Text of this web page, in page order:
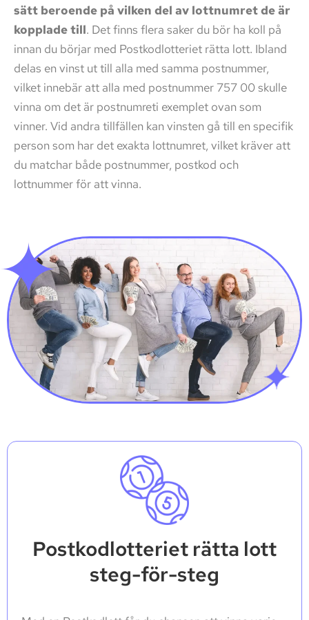
sätt beroende på vilken del av lottnumret de är
kopplade till. Det finns flera saker du bör ha koll på
innan du börjar med Postkodlotteriet rätta lott. Ibland
delas en vinst ut till alla med samma postnummer,
vilket innebär att alla med postnummer 757 00 skulle
vinna om det är postnumreti exemplet ovan som
vinner. Vid andra tillfällen kan vinsten gå till en specifik
person som har det exakta lottnumret, vilket kräver att
du matchar både postnummer, postkod och
lottnummer för att vinna.
Postkodlotteriet rätta lott
steg-för-steg